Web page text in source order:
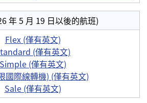
年 5 月 19 日以後的航班)
Flex (僅有英文)
(僅有英文)
Simple (僅有英文)
國際線轉機) (僅有英文)
Sale (僅有英文)